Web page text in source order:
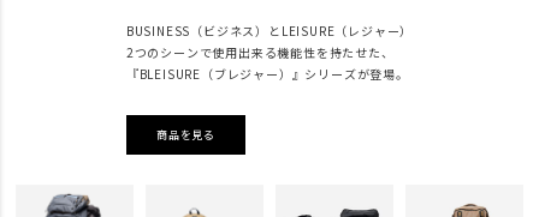
BUSINESS（ビジネス）とLEISURE（レジャー）
2つのシーンで使用出来る機能性を持たせた、
『BLEISURE（ブレジャー）』シリーズが登場。
商品を見る